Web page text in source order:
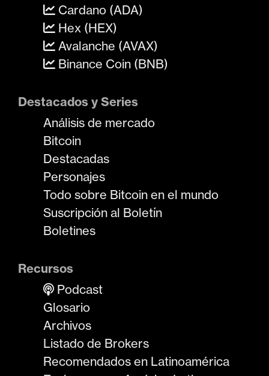
Cardano (ADA)
Hex (HEX)
Avalanche (AVAX)
Binance Coin (BNB)
Destacados y Series
Análisis de mercado
Bitcoin
Destacadas
Personajes
Todo sobre Bitcoin en el mundo
Suscripción al Boletín
Boletines
Recursos
Podcast
Glosario
Archivos
Listado de Brokers
Recomendados en Latinoamérica